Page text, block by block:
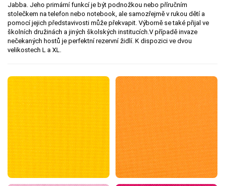
Jabba. Jeho primární funkcí je být podnožkou nebo příručním
stolečkem na telefon nebo notebook, ale samozřejmě v rukou dětí a
pomocí jejich představivosti může překvapit. Výborně se také přijal ve
školních družinách a jiných školských institucích.V případě invaze
nečekaných hostů je perfektní rezervní židlí. K dispozici ve dvou
velikostech L a XL.